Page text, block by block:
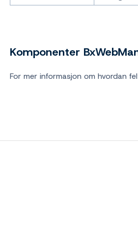
Komponenter
For mer informasjon om hvordan